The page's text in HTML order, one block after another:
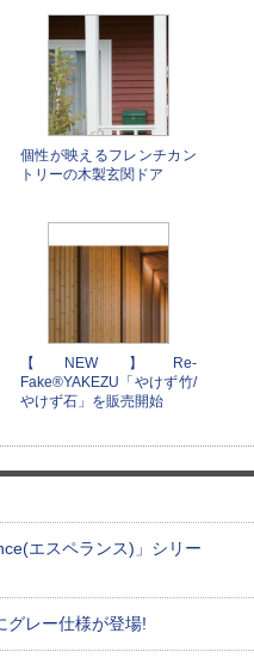
個性が映えるフレンチカン
トリーの木製玄関ドア
【NEW】Re-
Fake®YAKEZU「やけず竹/
やけず石」を販売開始
エスペランス)」シリー
グレー仕様が登場!